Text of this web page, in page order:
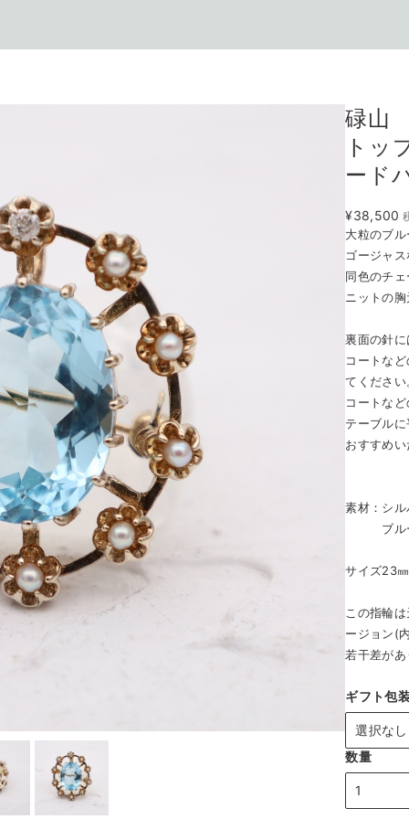
碌山
トッ
ード
¥38,500
大粒のブ
ゴージャ
同色のチ
ニットの
裏面の針
コートな
てください
コートな
テーブル
おすすめ
素材：シ
ブルー
サイズ23
この指輪
ージョン(
若干差が
ギフト包
数量